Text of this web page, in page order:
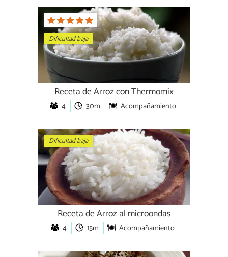
Dificultad baja
Receta de Arroz con Thermomix
4 30m Acompañamiento
Dificultad baja
Receta de Arroz al microondas
4 15m Acompañamiento